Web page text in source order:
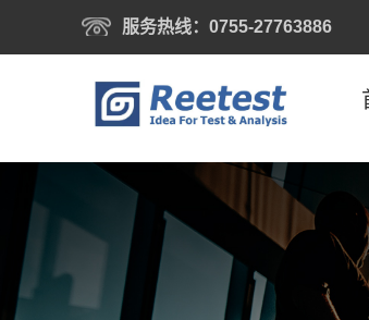
服务热线：0755-27763886